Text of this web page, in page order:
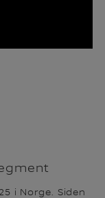
i Norge. Siden